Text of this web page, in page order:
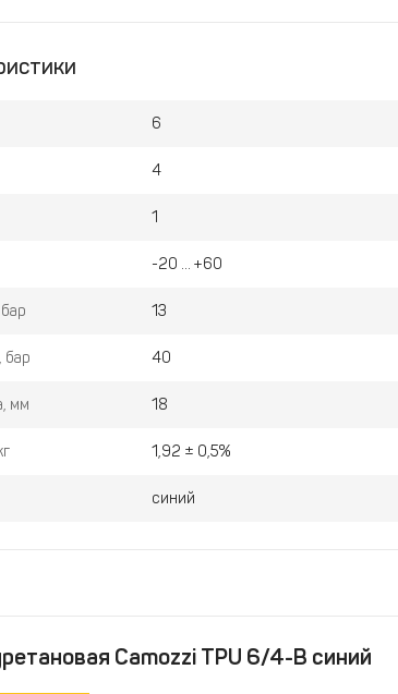
6
4
1
-20 ... +60
13
бар 40
мм 18
1,92 ± 0,5%
синий
Camozzi TPU 6/4-B синий